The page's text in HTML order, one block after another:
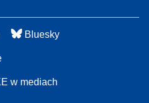
Bluesky
w mediach